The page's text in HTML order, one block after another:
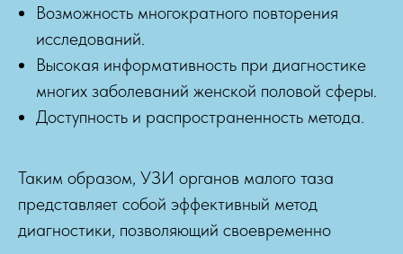
Возможность многократного повторения
исследований.
Высокая информативность при диагностике
многих заболеваний женской половой сферы.
Доступность и распространенность метода.
Таким образом, УЗИ органов малого таза
представляет собой эффективный метод
диагностики, позволяющий своевременно